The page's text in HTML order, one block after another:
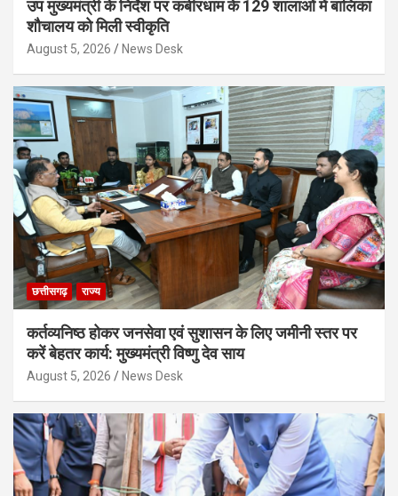
उप मुख्यमंत्री के निर्देश पर कबीरधाम के 129 शालाओं में बालिका
शौचालय को मिली स्वीकृति
August 5, 2026 News Desk
छत्तीसगढ़ राज्य
कर्तव्यनिष्ठ होकर जनसेवा एवं सुशासन के लिए जमीनी स्तर पर
करें बेहतर कार्य: मुख्यमंत्री विष्णु देव साय
August 5, 2026 News Desk